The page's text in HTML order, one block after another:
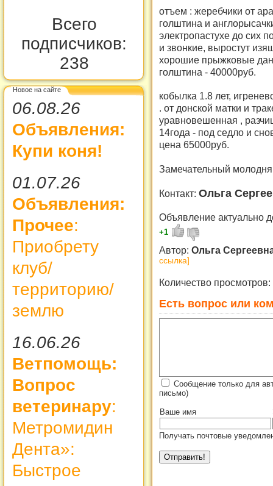
Всего
подписчиков:
238
Новое на сайте
06.08.26
Объявления:
Купи коня!
01.07.26
Объявления:
Прочее:
Приобрету
клуб/
территорию/
землю
16.06.26
Ветпомощь:
Вопрос
ветеринару:
Метромидин
Дента»:
Быстрое
отъем : жеребчики от
голштина и
электропастухе до сих
и звонкие, выростут
хорошие прыжковые
голштина - 40000руб.
кобылка 1.8 лет,
. от донской матки и
уравновешенная ,
14года - под седло и
цена 65000руб.
Замечательный
Контакт: Ольга
Объявление актуально
+1
Автор: Ольга
ссылка]
Количество просмотров:
Есть вопрос или
Сообщение только для
письмо)
Ваше имя
Получать почтовые